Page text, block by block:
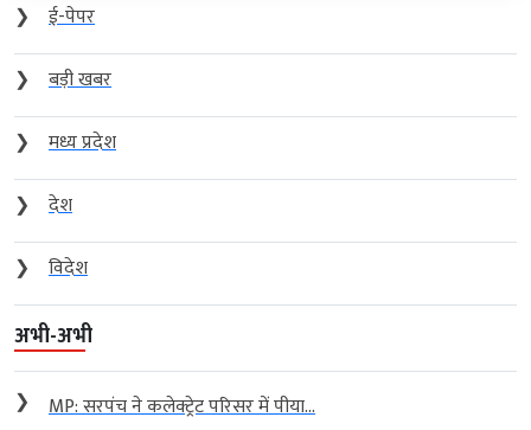
❯
ई-पेपर
❯
बड़ी खबर
❯
मध्य प्रदेश
❯
देश
❯
विदेश
अभी-अभी
❯ MP: सरपंच ने कलेक्ट्रेट परिसर में पीया...